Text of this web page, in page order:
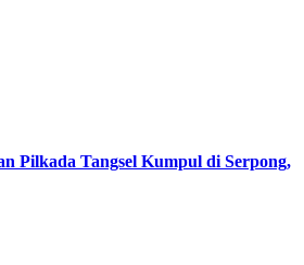
Pilkada Tangsel Kumpul di Serpong,